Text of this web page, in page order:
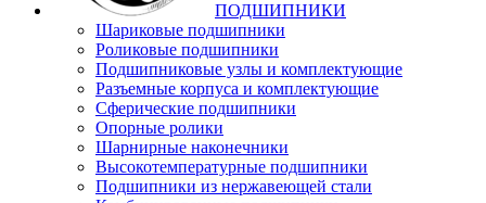
ПОДШИПНИКИ
Шариковые подшипники
Роликовые подшипники
Подшипниковые узлы и комплектующие
Разъемные корпуса и комплектующие
Сферические подшипники
Опорные ролики
Шарнирные наконечники
Высокотемпературные подшипники
Подшипники из нержавеющей стали